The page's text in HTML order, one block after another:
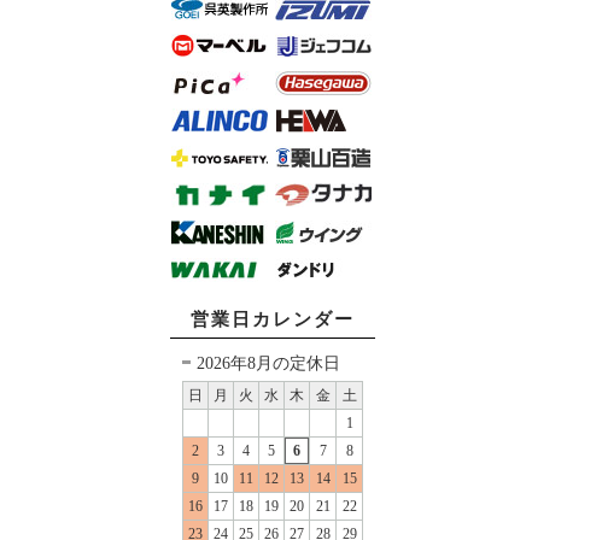
営業日カレンダー
2026年8月の定休日
日 月 火 水 木 金
土
1
2
3 4 5 6 7
8
9
10 11 12 13 14
15
16
17 18 19 20 21
22
23
24 25 26 27 28 29